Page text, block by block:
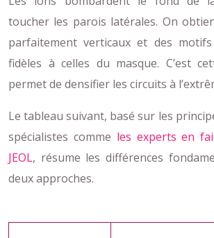
toucher les parois latérales. On
parfaitement verticaux et des
fidèles à celles du masque. C’est
permet de densifier les circuits à
Le tableau suivant, basé sur les
spécialistes comme les experts en
JEOL, résume les différences
deux approches.